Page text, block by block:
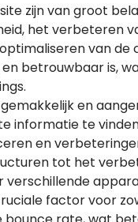
zijn van groot
het verbeteren
van de
betrouwbaar is,
en
informatie te
en
tot het
verschillende
factor voor